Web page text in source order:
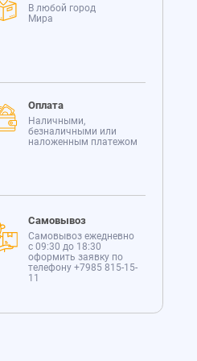
В любой город
Мира
Оплата
Наличными,
безналичными или
наложенным платежом
Самовывоз
Самовывоз ежедневно
с 09:30 до 18:30
оформить заявку по
телефону +7985 815-15-
11